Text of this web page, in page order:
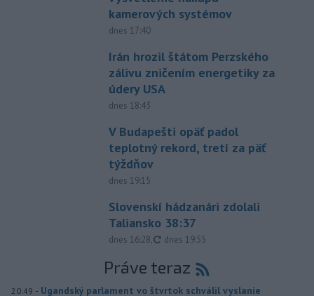
kamerových systémov
dnes 17:40
Irán hrozil štátom Perzského
zálivu zničením energetiky za
údery USA
dnes 18:43
V Budapešti opäť padol
teplotný rekord, tretí za päť
týždňov
dnes 19:15
Slovenskí hádzanári zdolali
Taliansko 38:37
dnes 16:28, aktualizované
dnes 19:55
Práve teraz
20:49 - Ugandský parlament vo štvrtok schválil vyslanie